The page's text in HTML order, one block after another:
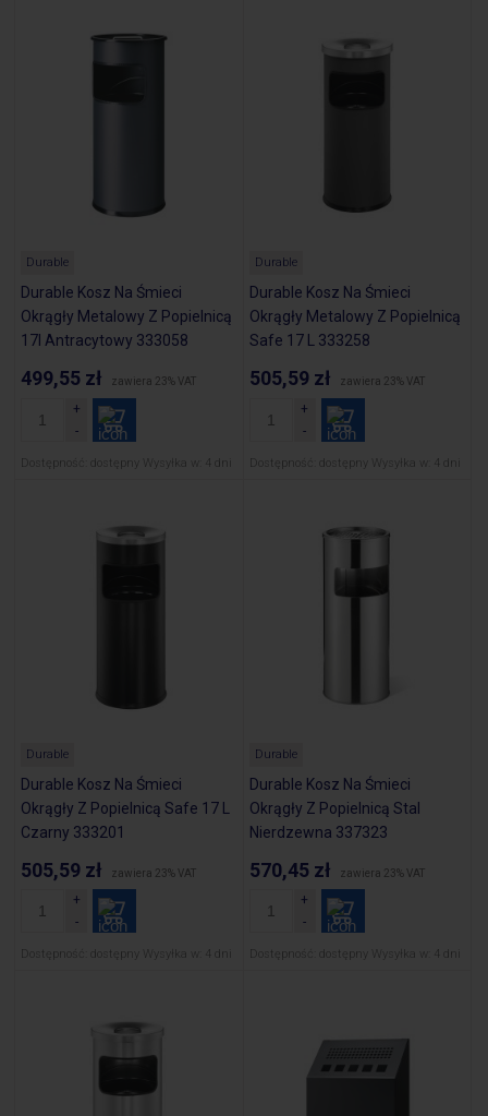
Durable
Durable Kosz Na Śmieci
Okrągły Metalowy Z Popielnicą
17l Antracytowy 333058
499,55 zł zawiera 23% VAT
Dostępność: dostępny Wysyłka w: 4 dni
Durable
Durable Kosz Na Śmieci
Okrągły Metalowy Z Popielnicą
Safe 17 L 333258
505,59 zł zawiera 23% VAT
Dostępność: dostępny Wysyłka w: 4 dni
Durable
Durable Kosz Na Śmieci
Okrągły Z Popielnicą Safe 17 L
Czarny 333201
505,59 zł zawiera 23% VAT
Dostępność: dostępny Wysyłka w: 4 dni
Durable
Durable Kosz Na Śmieci
Okrągły Z Popielnicą Stal
Nierdzewna 337323
570,45 zł zawiera 23% VAT
Dostępność: dostępny Wysyłka w: 4 dni